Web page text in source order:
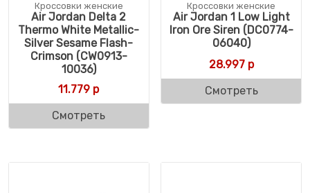
Кроссовки женские
Air Jordan Delta 2
Thermo White Metallic-
Silver Sesame Flash-
Crimson (CW0913-
10036)
11.779 р
Смотреть
Кроссовки женские
Air Jordan 1 Low Light
Iron Ore Siren (DC0774-
06040)
28.997р
Смотреть